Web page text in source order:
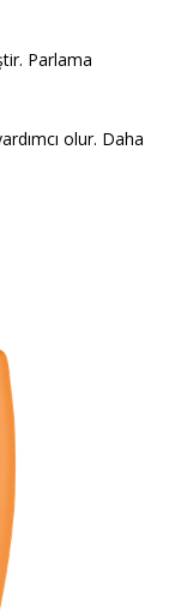
Parlama
olur. Daha